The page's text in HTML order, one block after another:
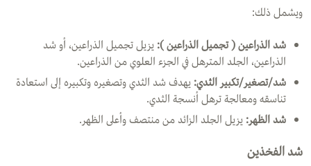
ويشمل ذلك:
شد الذراعين ( تجميل الذراعين ): يزيل تجميل الذراعين، أو شد
الذراعين، الجلد المترهل في الجزء العلوي من الذراعين.
شد/تصغير/تكبير الثدي: يهدف شد الثدي وتصغيره وتكبيره إلى استعادة
تناسقه ومعالجة ترهل أنسجة الثدي.
شد الظهر: يزيل الجلد الزائد من منتصف وأعلى الظهر.
شد الفخذين